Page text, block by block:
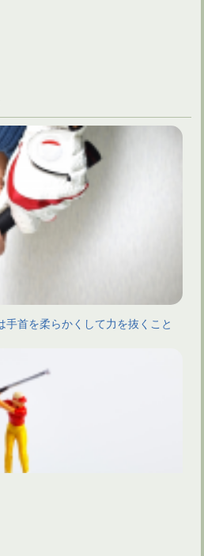
首を柔らかくして力を抜くこと